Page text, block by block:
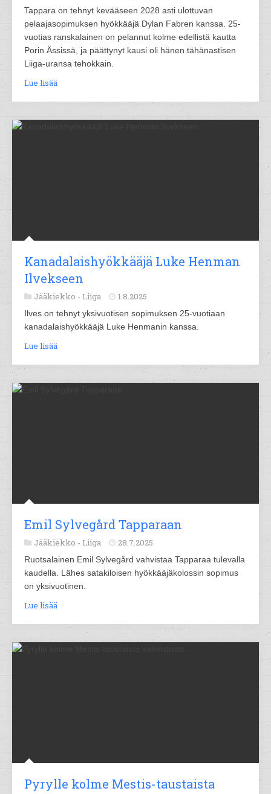
Tappara on tehnyt kevääseen 2028 asti ulottuvan
pelaajasopimuksen hyökkääjä Dylan Fabren kanssa. 25-
vuotias ranskalainen on pelannut kolme edellistä kautta
Porin Ässissä, ja päättynyt kausi oli hänen tähänastisen
Liiga-uransa tehokkain.
Lue lisää
Kanadalaishyökkääjä Luke Henman
Ilvekseen
Jääkiekko - Liiga 1.8.2025
Ilves on tehnyt yksivuotisen sopimuksen 25-vuotiaan
kanadalaishyökkääjä Luke Henmanin kanssa.
Lue lisää
Emil Sylvegård Tapparaan
Jääkiekko - Liiga 28.7.2025
Ruotsalainen Emil Sylvegård vahvistaa Tapparaa tulevalla
kaudella. Lähes satakiloisen hyökkääjäkolossin sopimus
on yksivuotinen.
Lue lisää
Pyrylle kolme Mestis-taustaista